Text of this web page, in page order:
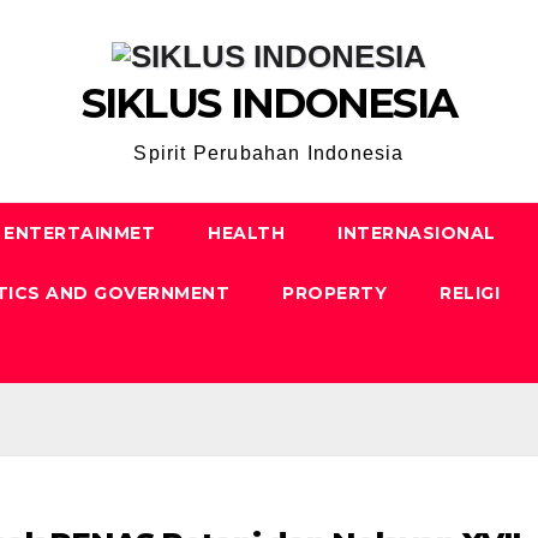
SIKLUS INDONESIA
Spirit Perubahan Indonesia
ENTERTAINMET HEALTH INTERNASIONAL
AND GOVERNMENT PROPERTY RELIGI